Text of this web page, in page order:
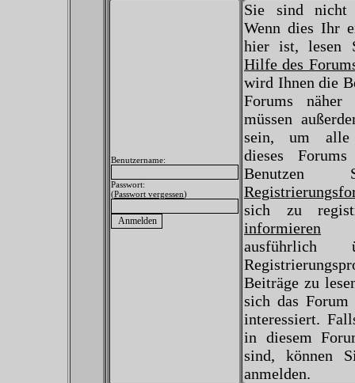
Benutzername:
Passwort:
(Passwort vergessen)
Sie sind nicht
Wenn dies Ihr
hier ist, lesen
Hilfe des
wird Ihnen die
Forums
müssen
sein, um alle
dieses
Benutzen
sich zu
informieren
ausführlich
Beiträge zu
sich das Forum
interessiert.
in diesem
sind, können
anmelden.